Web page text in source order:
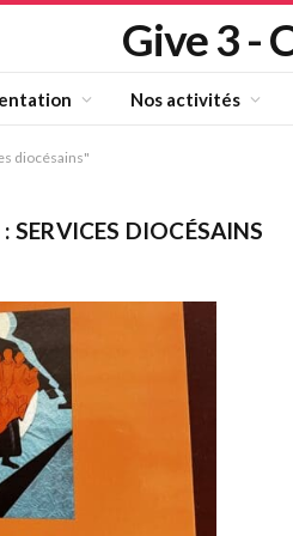
Give 3 -
Nos activités
diocésains"
:SERVICES DIOCÉSAINS